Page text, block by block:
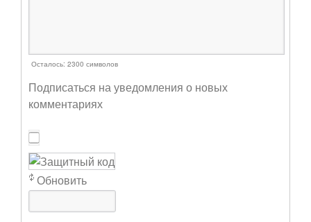
Осталось: 2300 символов
Подписаться на уведомления о новых
комментариях
Обновить